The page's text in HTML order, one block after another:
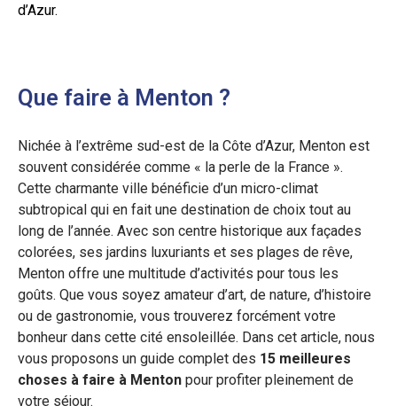
d’Azur.
Que faire à Menton ?
Nichée à l’extrême sud-est de la Côte d’Azur, Menton est
souvent considérée comme « la perle de la France ».
Cette charmante ville bénéficie d’un micro-climat
subtropical qui en fait une destination de choix tout au
long de l’année. Avec son centre historique aux façades
colorées, ses jardins luxuriants et ses plages de rêve,
Menton offre une multitude d’activités pour tous les
goûts. Que vous soyez amateur d’art, de nature, d’histoire
ou de gastronomie, vous trouverez forcément votre
bonheur dans cette cité ensoleillée. Dans cet article, nous
vous proposons un guide complet des 15 meilleures
choses à faire à Menton pour profiter pleinement de
votre séjour.